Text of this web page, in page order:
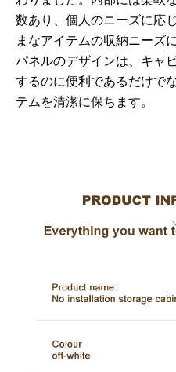
数あり、個人のニーズに応
まなアイテムの収納ニーズ
パネルのデザインは、キャ
するのに便利であるだけで
テムを清潔に保ちます。